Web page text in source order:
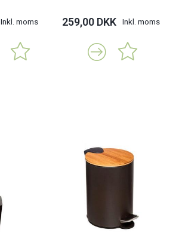
Inkl. moms 259,00 DKK Inkl. moms